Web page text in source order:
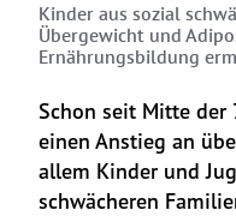
Kinder aus sozial
Übergewicht und
Ernährungsbildung
Schon seit Mitte der
einen Anstieg an
allem Kinder und
schwächeren